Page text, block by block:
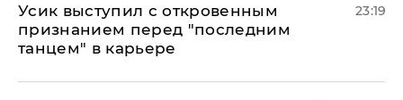
Усик выступил с откровенным
признанием перед "последним
танцем" в карьере
23:19